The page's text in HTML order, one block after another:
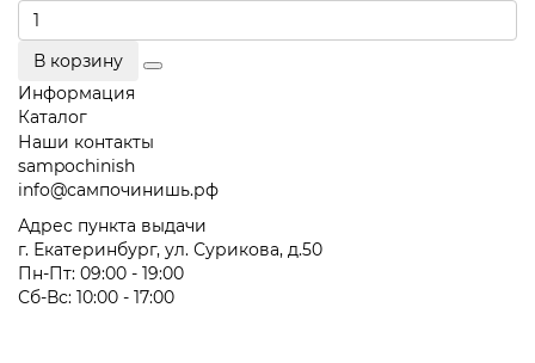
В корзину
Информация
Каталог
Наши контакты
sampochinish
info@сампочинишь.рф
Адрес пункта выдачи
г. Екатеринбург, ул. Сурикова, д.50
Пн-Пт: 09:00 - 19:00
Сб-Вс: 10:00 - 17:00